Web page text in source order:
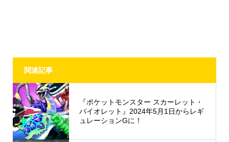
関連記事
『ポケットモンスター スカーレット・
バイオレット』2024年5月1日からレギ
ュレーションGに！